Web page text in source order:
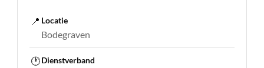
📍 Locatie
Bodegraven
🕐Dienstverband